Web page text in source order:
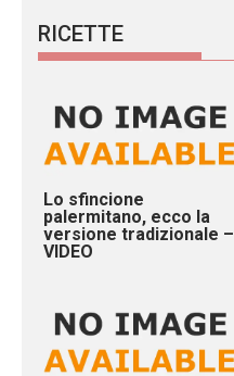
RICETTE
Lo sfincione
palermitano, ecco la
versione tradizionale –
VIDEO